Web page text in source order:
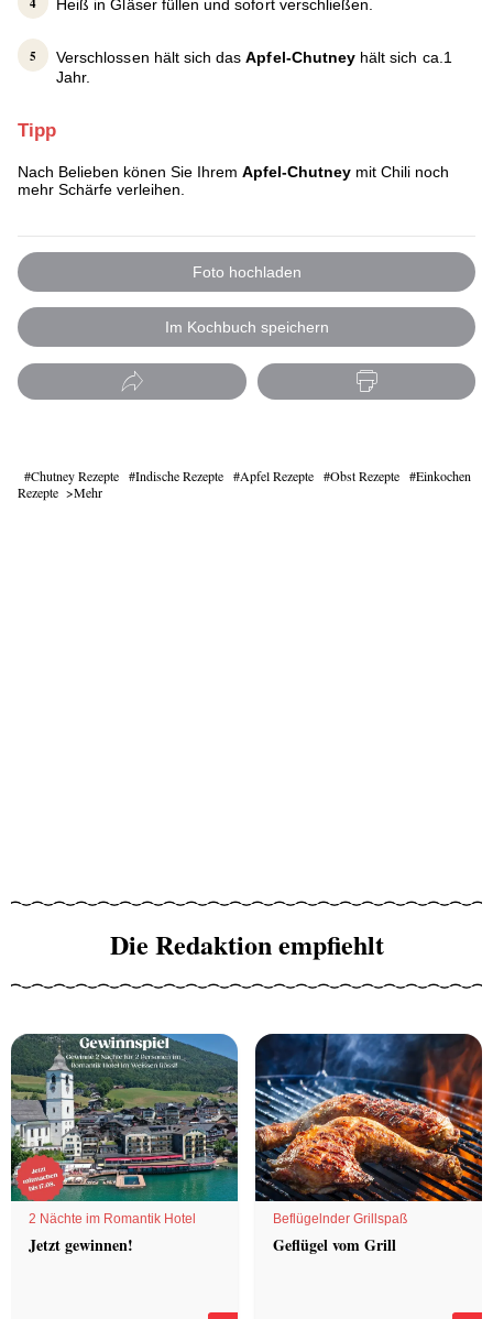
Heiß in Gläser füllen und sofort verschließen.
Verschlossen hält sich dasApfel-Chutney hält sich ca.1
Jahr.
Tipp
Nach Belieben könen Sie Ihrem Apfel-Chutney mit Chili noch
mehr Schärfe verleihen.
Foto hochladen
Im Kochbuch speichern
Chutney Rezepte Indische Rezepte Apfel Rezepte Obst Rezepte
Einkochen
Rezepte
Mehr
Die Redaktion empfiehlt
2 Nächte im Romantik Hotel
Jetzt gewinnen!
Beflügelnder Grillspaß
Geflügel vom Grill